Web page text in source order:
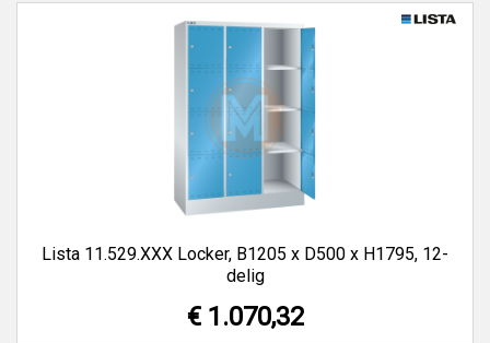
Lista 11.529.XXX Locker, B1205 x D500 x H1795, 12-
delig
€ 1.070,32